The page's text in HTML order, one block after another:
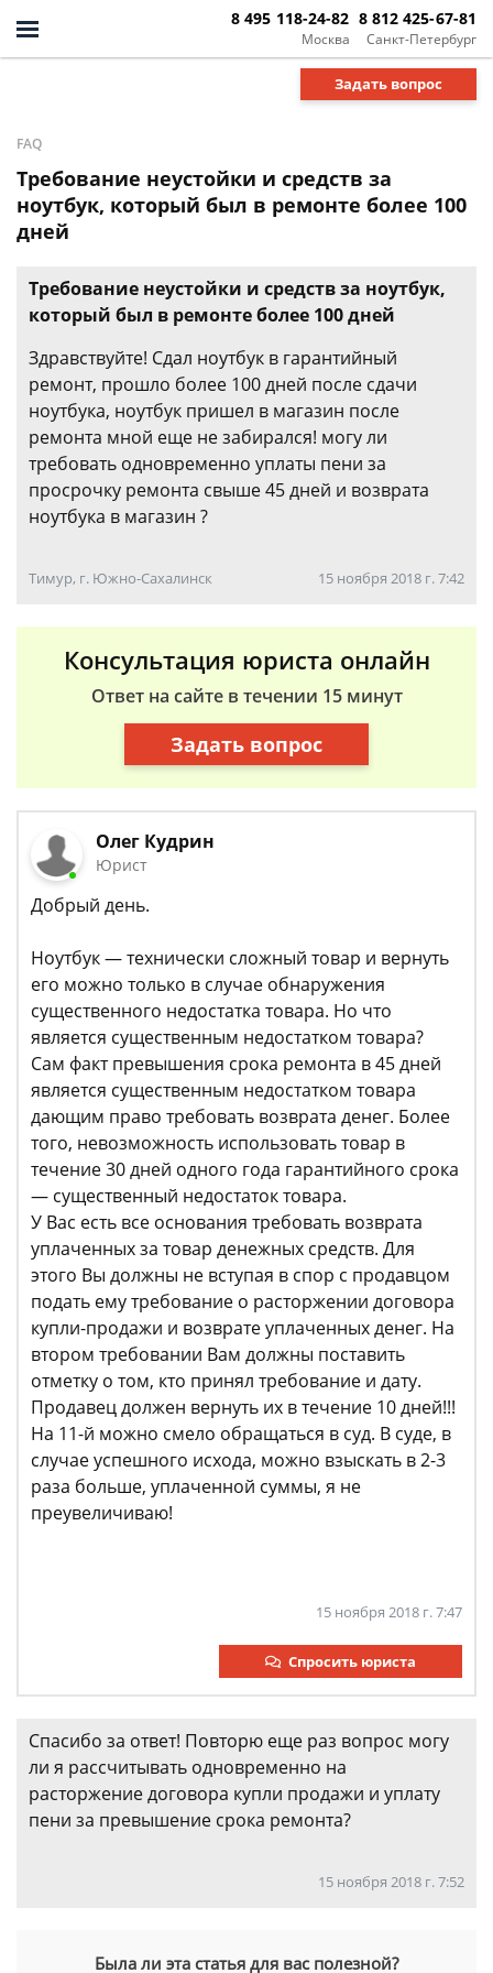
Москва
8 495 118-24-82
Санкт-Петербург
8 812 425-67-81
Задать вопрос
FAQ
Требование неустойки и средств за
ноутбук, который был в ремонте более 100
дней
Требование неустойки и средств за ноутбук,
который был в ремонте более 100 дней
Здравствуйте! Сдал ноутбук в гарантийный
ремонт, прошло более 100 дней после сдачи
ноутбука, ноутбук пришел в магазин после
ремонта мной еще не забирался! могу ли
требовать одновременно уплаты пени за
просрочку ремонта свыше 45 дней и возврата
ноутбука в магазин ?
Тимур, г. Южно-Сахалинск 15 ноября 2018 г. 7:42
Консультация юриста онлайн
Ответ на сайте в течении 15 минут
Задать вопрос
Олег Кудрин
Юрист
Добрый день.
Ноутбук — технически сложный товар и вернуть
его можно только в случае обнаружения
существенного недостатка товара. Но что
является существенным недостатком товара?
Сам факт превышения срока ремонта в 45 дней
является существенным недостатком товара
дающим право требовать возврата денег. Более
того, невозможность использовать товар в
течение 30 дней одного года гарантийного срока
— существенный недостаток товара.
У Вас есть все основания требовать возврата
уплаченных за товар денежных средств. Для
этого Вы должны не вступая в спор с продавцом
подать ему требование о расторжении договора
купли-продажи и возврате уплаченных денег. На
втором требовании Вам должны поставить
отметку о том, кто принял требование и дату.
Продавец должен вернуть их в течение 10 дней!!!
На 11-й можно смело обращаться в суд. В суде, в
случае успешного исхода, можно взыскать в 2-3
раза больше, уплаченной суммы, я не
преувеличиваю!
15 ноября 2018 г. 7:47
Спросить юриста
Спасибо за ответ! Повторю еще раз вопрос могу
ли я рассчитывать одновременно на
расторжение договора купли продажи и уплату
пени за превышение срока ремонта?
15 ноября 2018 г. 7:52
Была ли эта статья для вас полезной?